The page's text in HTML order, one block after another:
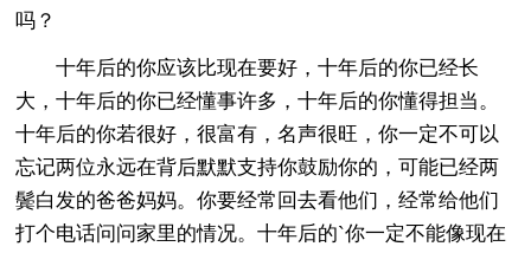
吗？
十年后的你应该比现在要好，十年后的你已经长
大，十年后的你已经懂事许多，十年后的你懂得担当。
十年后的你若很好，很富有，名声很旺，你一定不可以
忘记两位永远在背后默默支持你鼓励你的，可能已经两
鬓白发的爸爸妈妈。你要经常回去看他们，经常给他们
打个电话问问家里的情况。十年后的`你一定不能像现在